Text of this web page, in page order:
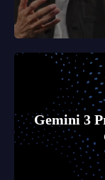
Gemini 3